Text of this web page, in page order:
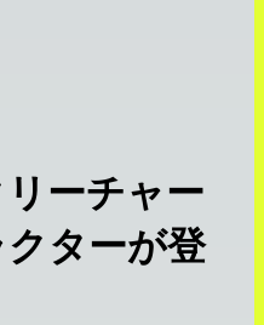
リーチャー
ターが登